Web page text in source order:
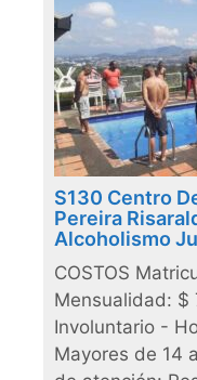
S130 Centro
Pereira
Alcoholismo
COSTOS
Mensualidad:
Involuntario -
Mayores de 14